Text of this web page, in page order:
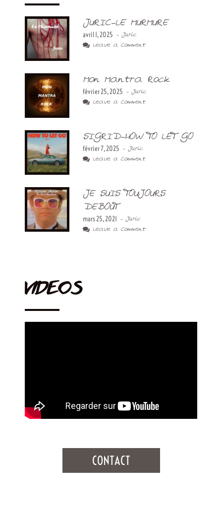
JURIC-LE MURMURE
avril 1, 2025 - Juric
Leave a Comment
Mon Mantra Rock
février 25, 2025 - Juric
Leave a Comment
SIGRID-HOW TO LET GO
février 7, 2025 - Juric
Leave a Comment
JE SUIS TOUJOURS
DEBOUT
mars 25, 2021 - Juric
Leave a Comment
VIDEOS
CONTACT